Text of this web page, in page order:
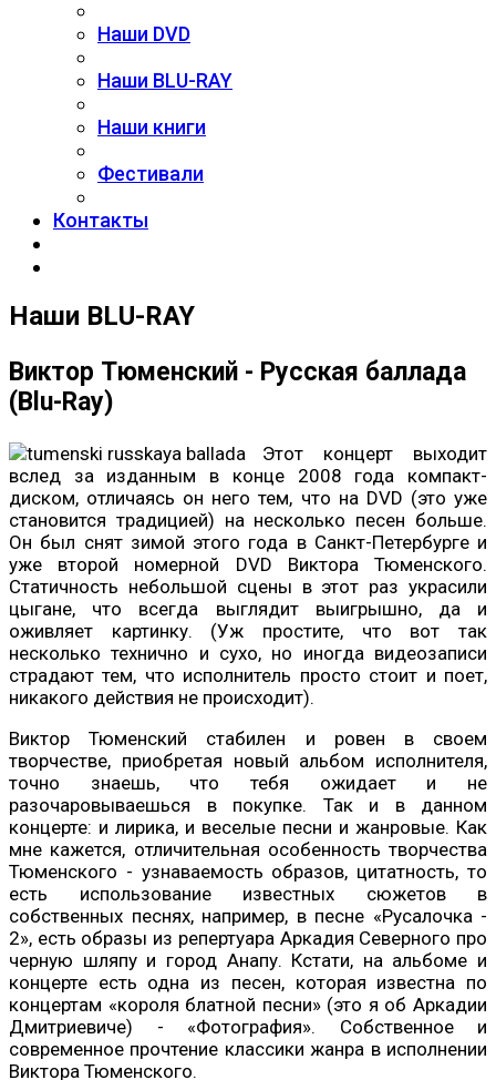
Наши DVD
Наши BLU-RAY
Наши книги
Фестивали
Контакты
Наши BLU-RAY
Виктор Тюменский - Русская баллада
(Blu-Ray)
Этот концерт выходит
вслед за изданным в конце 2008 года компакт-
диском, отличаясь он него тем, что на DVD (это уже
становится традицией) на несколько песен больше.
Он был снят зимой этого года в Санкт-Петербурге и
уже второй номерной DVD Виктора Тюменского.
Статичность небольшой сцены в этот раз украсили
цыгане, что всегда выглядит выигрышно, да и
оживляет картинку. (Уж простите, что вот так
несколько технично и сухо, но иногда видеозаписи
страдают тем, что исполнитель просто стоит и поет,
никакого действия не происходит).
Виктор Тюменский стабилен и ровен в своем
творчестве, приобретая новый альбом исполнителя,
точно знаешь, что тебя ожидает и не
разочаровываешься в покупке. Так и в данном
концерте: и лирика, и веселые песни и жанровые. Как
мне кажется, отличительная особенность творчества
Тюменского - узнаваемость образов, цитатность, то
есть использование известных сюжетов в
собственных песнях, например, в песне «Русалочка -
2», есть образы из репертуара Аркадия Северного про
черную шляпу и город Анапу. Кстати, на альбоме и
концерте есть одна из песен, которая известна по
концертам «короля блатной песни» (это я об Аркадии
Дмитриевиче) - «Фотография». Собственное и
современное прочтение классики жанра в исполнении
Виктора Тюменского.